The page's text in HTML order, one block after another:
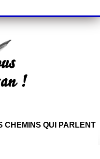
CHEMINS QUI PARLENT